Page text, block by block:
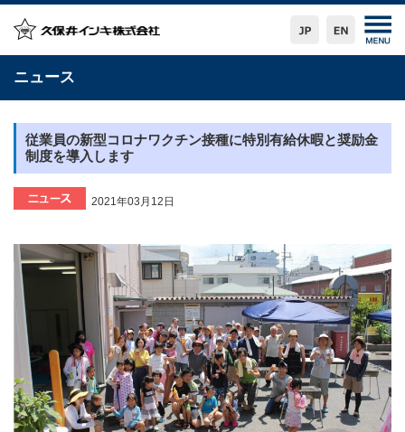
ニュース
従業員の新型コロナワクチン接種に特別有給休暇と奨励金
制度を導入します
2021年03月12日